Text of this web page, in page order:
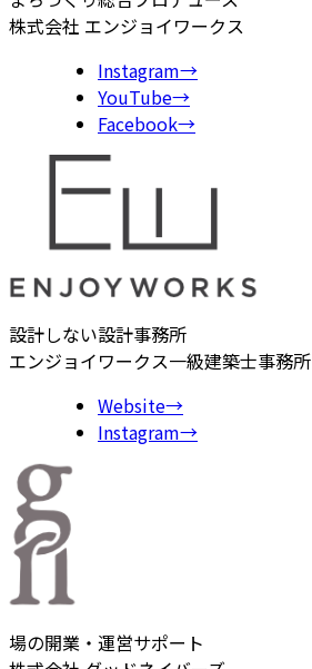
株式会社 エンジョイワークス
Instagram→
YouTube→
Facebook→
設計しない設計事務所
エンジョイワークス一級建築士事務所
Website→
Instagram→
場の開業・運営サポート